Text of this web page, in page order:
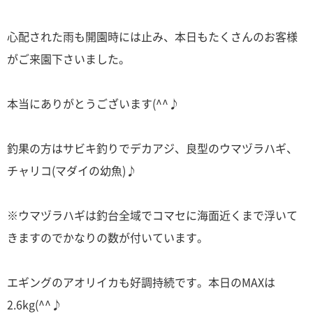
心配された雨も開園時には止み、本日もたくさんのお客様
がご来園下さいました。
本当にありがとうございます(^^♪
釣果の方はサビキ釣りでデカアジ、良型のウマヅラハギ、
チャリコ(マダイの幼魚)♪
※ウマヅラハギは釣台全域でコマセに海面近くまで浮いて
きますのでかなりの数が付いています。
エギングのアオリイカも好調持続です。本日のMAXは
2.6kg(^^♪